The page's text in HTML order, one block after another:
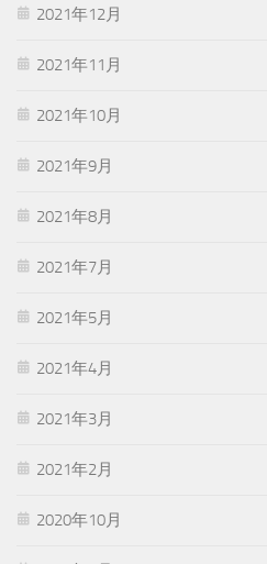
2021年12月
2021年11月
2021年10月
2021年9月
2021年8月
2021年7月
2021年5月
2021年4月
2021年3月
2021年2月
2020年10月